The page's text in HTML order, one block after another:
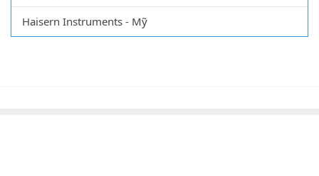
Haisern Instruments - Mỹ